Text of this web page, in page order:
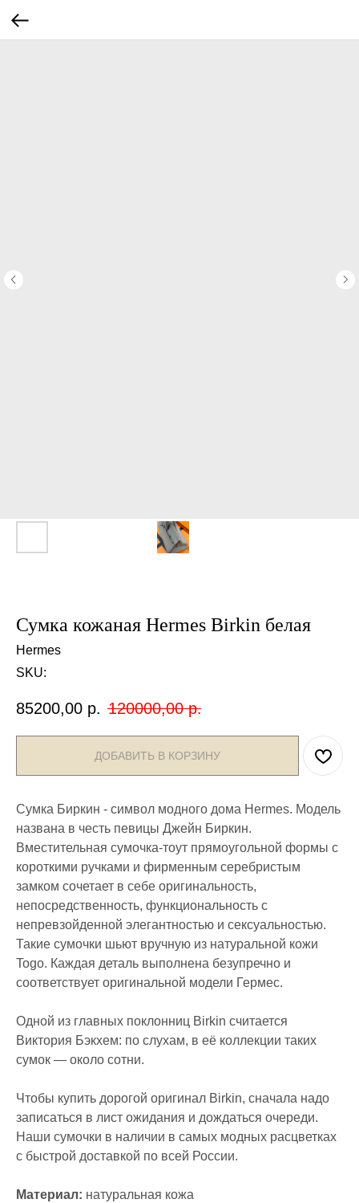
Сумка кожаная Hermes Birkin белая
Hermes
SKU:
85200,00 р. 120000,00 р.
ДОБАВИТЬ В КОРЗИНУ
Сумка Биркин - символ модного дома Hermes. Модель
названа в честь певицы Джейн Биркин.
Вместительная сумочка-тоут прямоугольной формы с
короткими ручками и фирменным серебристым
замком сочетает в себе оригинальность,
непосредственность, функциональность с
непревзойденной элегантностью и сексуальностью.
Такие сумочки шьют вручную из натуральной кожи
Togo. Каждая деталь выполнена безупречно и
соответствует оригинальной модели Гермес.
Одной из главных поклонниц Birkin считается
Виктория Бэкхем: по слухам, в её коллекции таких
сумок — около сотни.
Чтобы купить дорогой оригинал Birkin, сначала надо
записаться в лист ожидания и дождаться очереди.
Наши сумочки в наличии в самых модных расцветках
с быстрой доставкой по всей России.
Материал: натуральная кожа